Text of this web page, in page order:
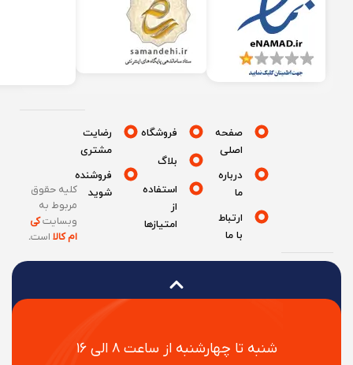
شنبه تا چهارشنبه از ساعت ۸ الی ۱۶
صفحه
درباره
ارتباط
فروشگاه
بلاگ
استفاده
امتیازها
رضایت
مشتری
فروشنده
شوید
کلیه حقوق
مربوط به
وبسایتکی
ام کالااست.